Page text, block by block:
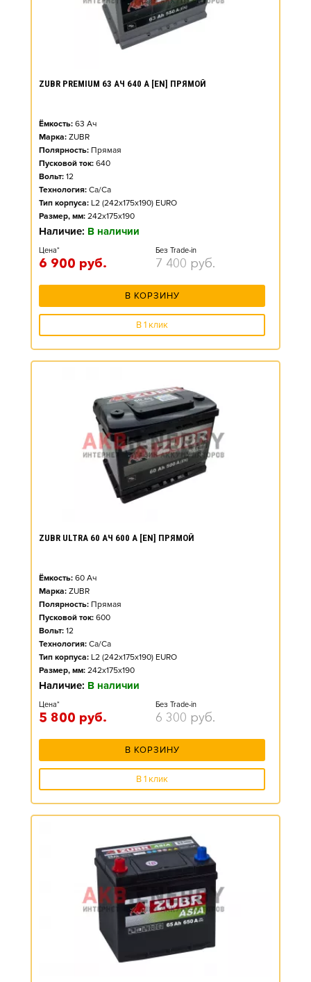
ZUBR PREMIUM 63 АЧ 640 А [EN] ПРЯМОЙ
Ёмкость: 63 Ач
Марка: ZUBR
Полярность: Прямая
Пусковой ток: 640
Вольт: 12
Технология: Ca/Ca
Тип корпуса: L2 (242x175x190) EURO
Размер, мм: 242x175x190
Наличие: В наличии
Цена*
6 900 руб.
Без Trade-in
7 400 руб.
В КОРЗИНУ
В 1 клик
ZUBR ULTRA 60 АЧ 600 А [EN] ПРЯМОЙ
Ёмкость: 60 Ач
Марка: ZUBR
Полярность: Прямая
Пусковой ток: 600
Вольт: 12
Технология: Ca/Ca
Тип корпуса: L2 (242x175x190) EURO
Размер, мм: 242x175x190
Наличие: В наличии
Цена*
5 800 руб.
Без Trade-in
6 300 руб.
В КОРЗИНУ
В 1 клик